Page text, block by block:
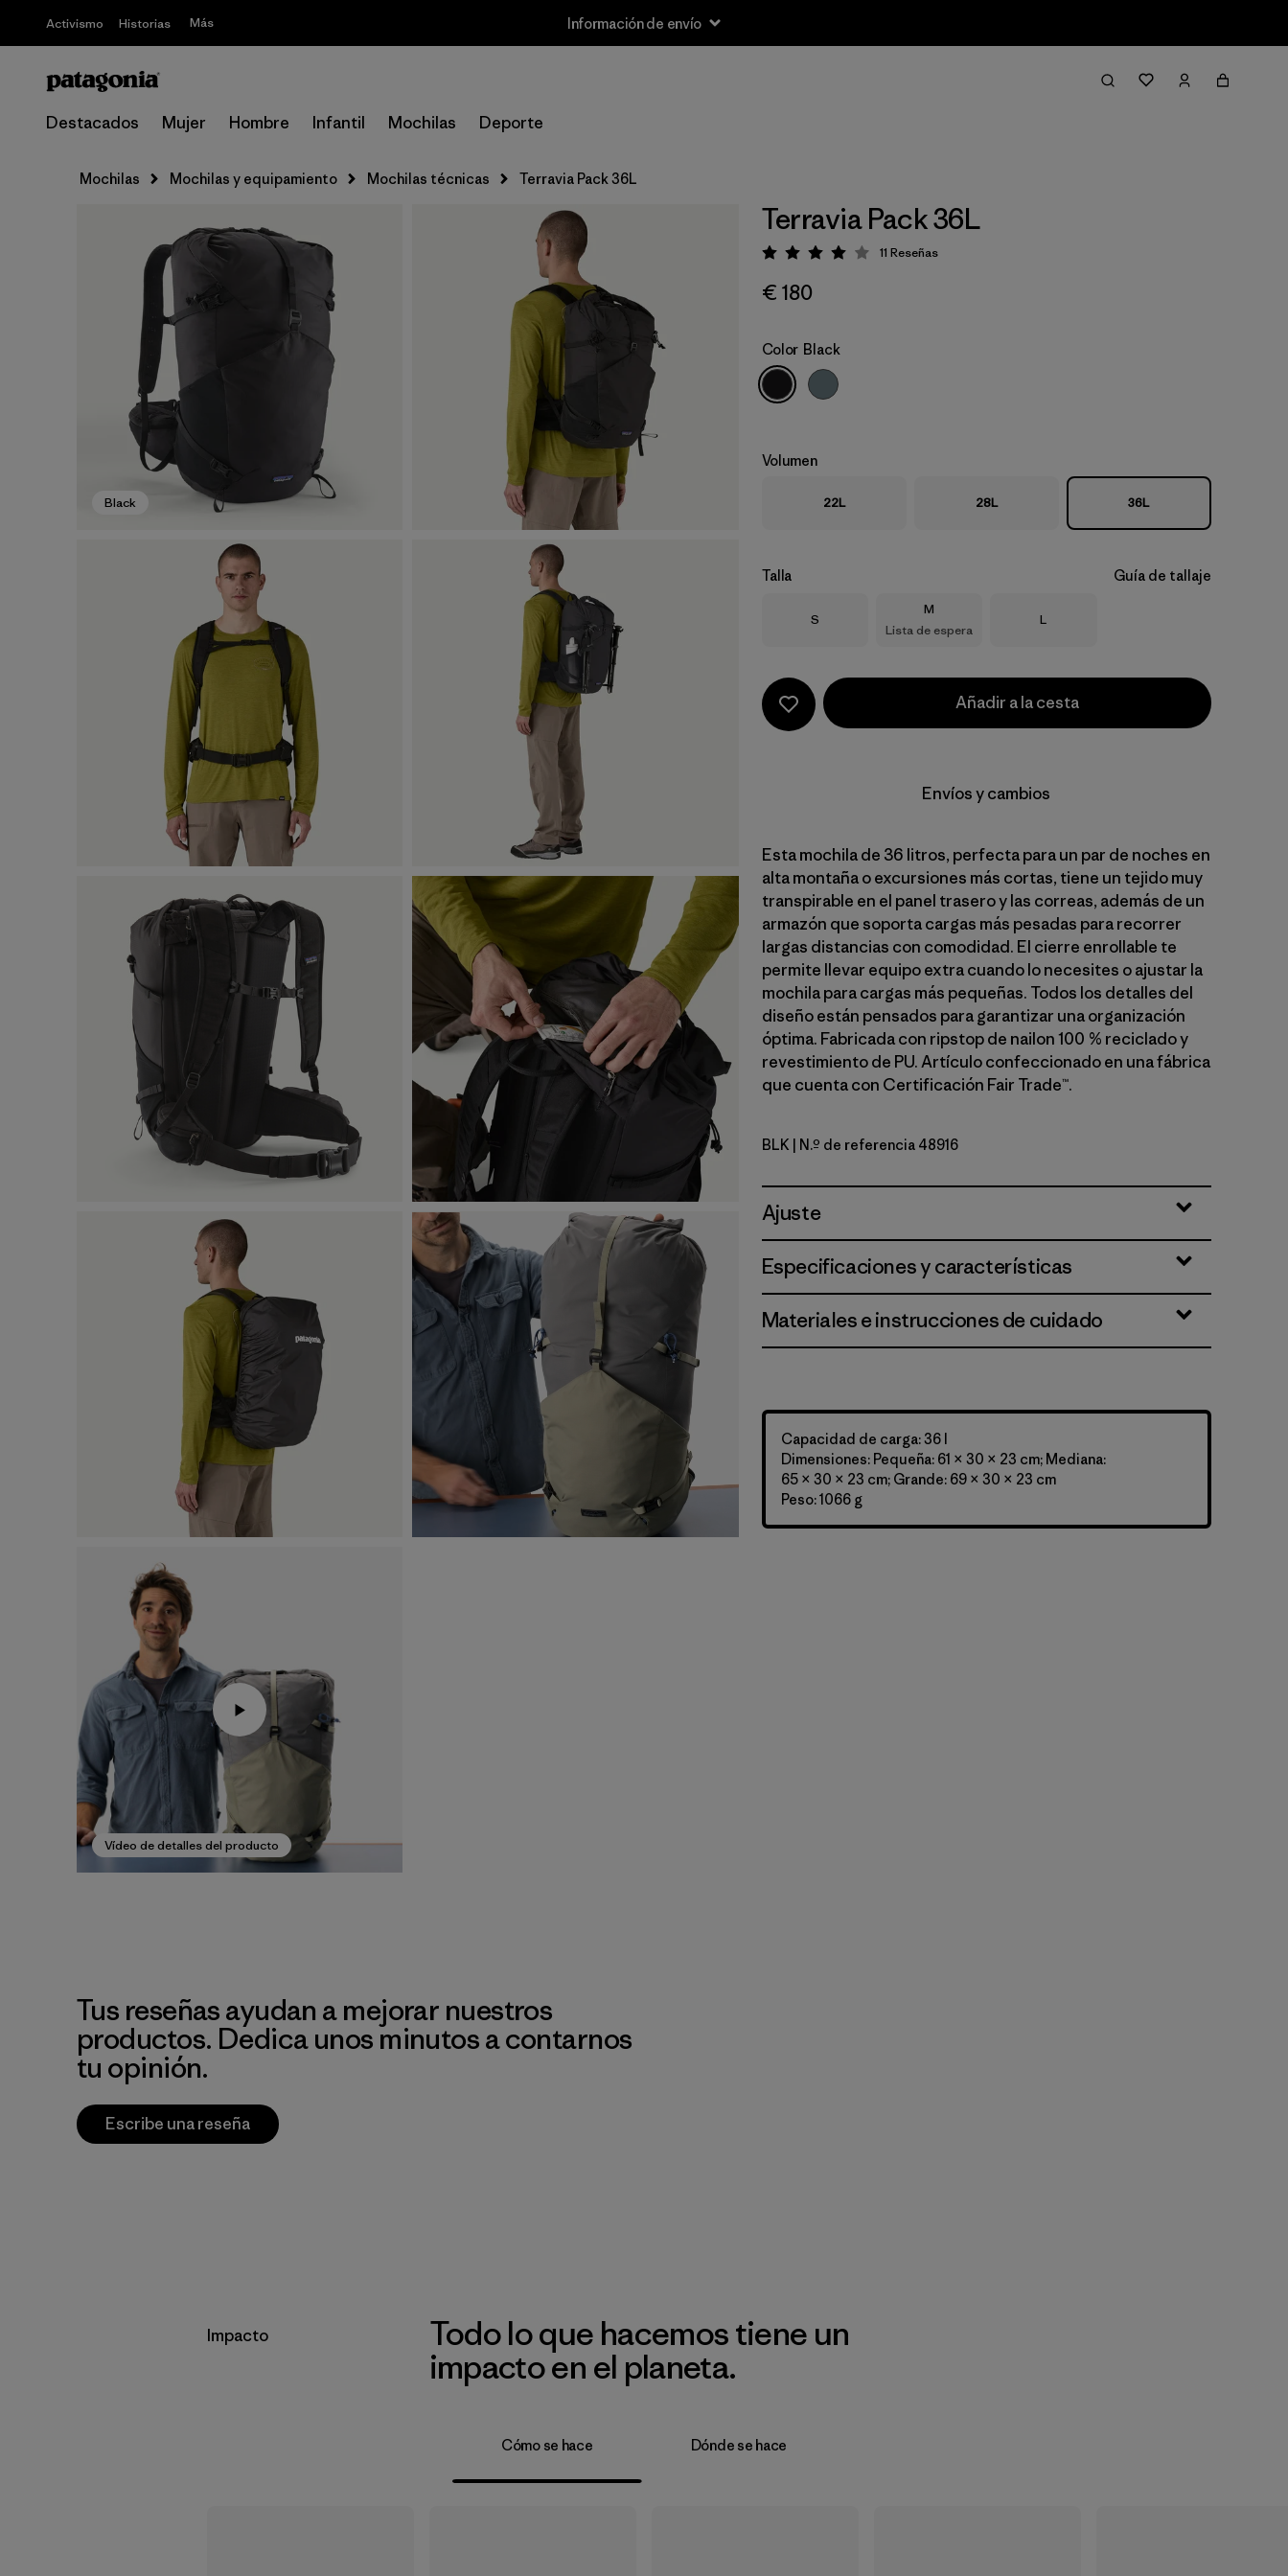
Activismo Historias Más Información de envío
Destacados Mujer Hombre Infantil Mochilas Deporte
Mochilas Mochilas y equipamiento Mochilas técnicas Terravia Pack 36L
Black
Vídeo de detalles del producto
Terravia Pack 36L
Puntuación: 4 / 5
11 Reseñas
€ 180
Color Black
Volumen
22L 28L 36L
Talla Guía de tallaje
Talla
S
Talla
M
Lista de espera
Talla
L
Añadir a la cesta
Envíos y cambios
Esta mochila de 36 litros, perfecta para un par de noches en
alta montaña o excursiones más cortas, tiene un tejido muy
transpirable en el panel trasero y las correas, además de un
armazón que soporta cargas más pesadas para recorrer
largas distancias con comodidad. El cierre enrollable te
permite llevar equipo extra cuando lo necesites o ajustar la
mochila para cargas más pequeñas. Todos los detalles del
diseño están pensados para garantizar una organización
óptima. Fabricada con ripstop de nailon 100 % reciclado y
revestimiento de PU. Artículo confeccionado en una fábrica
que cuenta con Certificación Fair Trade™.
Black
BLK | N.º de referencia 48916
Ajuste
Especificaciones y características
Materiales e instrucciones de cuidado
Capacidad de carga: 36 l
Dimensiones: Pequeña: 61 × 30 × 23 cm; Mediana:
65 × 30 × 23 cm; Grande: 69 × 30 × 23 cm
Peso: 1066 g
Tus reseñas ayudan a mejorar nuestros
productos. Dedica unos minutos a contarnos
tu opinión.
Escribe una reseña
Impacto
Todo lo que hacemos tiene un
impacto en el planeta.
Cómo se hace Dónde se hace